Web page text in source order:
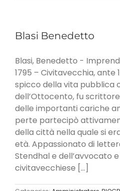
Blasi Benedetto
Blasi, Benedetto -
1795 – Civitavecchia, ante
spicco della vita pubblica
dell’Ottocento, fu
delle importanti cariche
perte partecipò
della città nella quale si
età. Appas­sionato di
Stendhal e dell’av­vocato
civitavecchiese [...]